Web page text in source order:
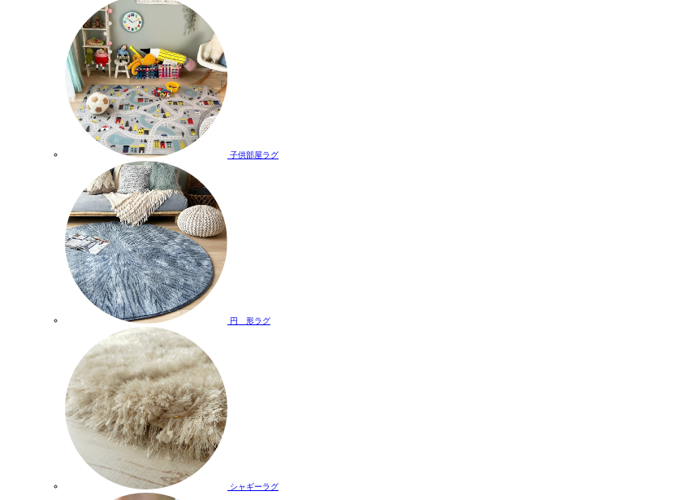
子供部屋ラグ
円 形ラグ
シャギーラグ